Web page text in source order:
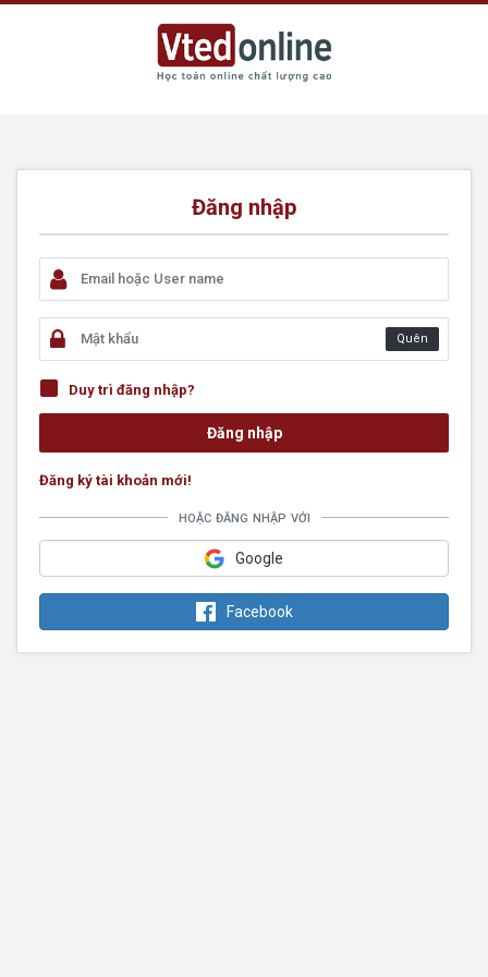
Đăng nhập
Quên
Duy trì đăng nhập?
Đăng ký tài khoản mới!
hoặc đăng nhập với
Google
Facebook